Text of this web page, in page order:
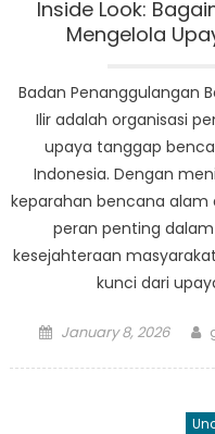
Inside Look:
Mengelola
Badan Penanggulangan
Ilir adalah organisasi
upaya tanggap
Indonesia. Dengan
keparahan bencana alam
peran penting
kesejahteraan
kunci dari
Posted
January 8, 2026